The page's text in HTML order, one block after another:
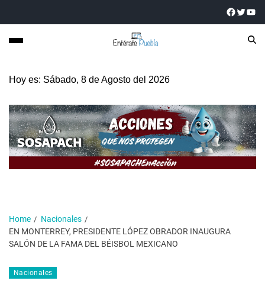
Hoy es: Sábado, 8 de Agosto del 2026
Home
Nacionales
EN MONTERREY, PRESIDENTE LÓPEZ OBRADOR INAUGURA
SALÓN DE LA FAMA DEL BÉISBOL MEXICANO
Nacionales